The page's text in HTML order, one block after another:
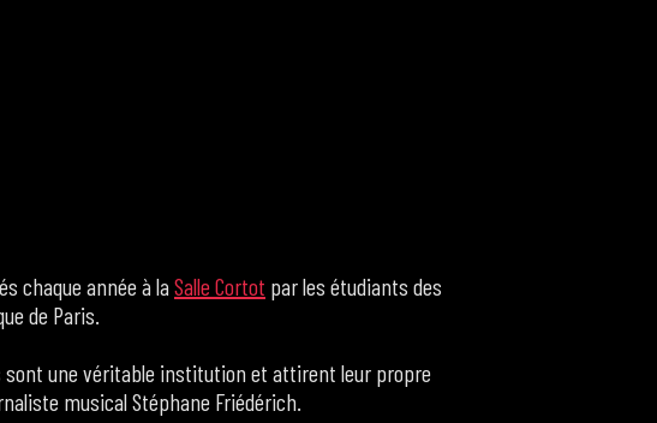
chaque année à laSalle Cortot par les étudiants des
de Paris.
sont une véritable institution et attirent leur propre
musical Stéphane Friédérich.